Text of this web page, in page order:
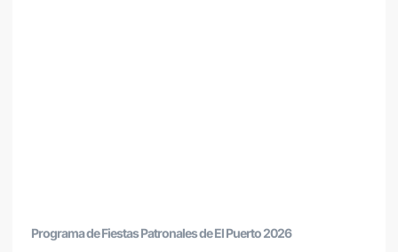
Programa de Fiestas Patronales de El Puerto 2026